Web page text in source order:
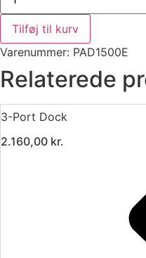
Tilføj til kurv
Varenummer: PAD1500E
Relaterede
3-Port Dock
2.160,00 kr.